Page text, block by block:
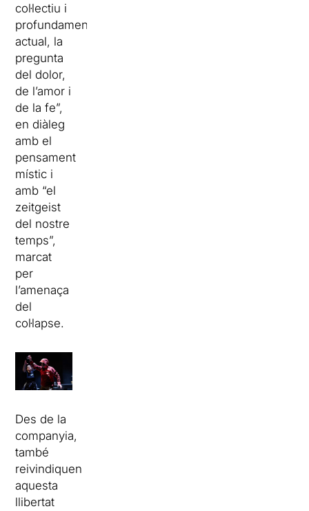
col·lectiu i
profundament
actual, la
pregunta
del dolor,
de l’amor i
de la fe”,
en diàleg
amb el
pensament
místic i
amb “el
zeitgeist
del nostre
temps”,
marcat
per
l’amenaça
del
col·lapse.
Des de la
companyia,
també
reivindiquen
aquesta
llibertat